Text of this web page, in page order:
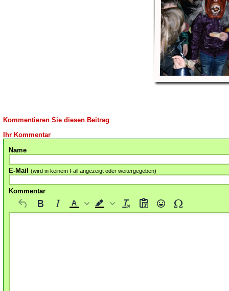
Kommentieren Sie diesen Beitrag
Ihr Kommentar
Name
E-Mail (wird in keinem Fall angezeigt oder weitergegeben)
Kommentar